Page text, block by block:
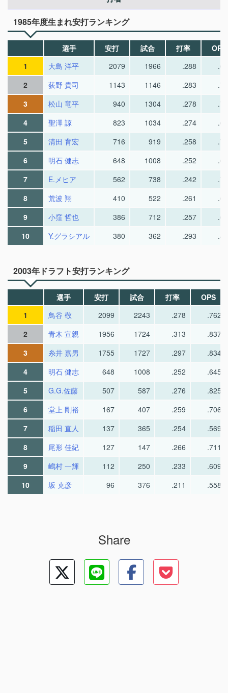
1985年度生まれ安打ランキング
選手 安打 試合 打率
OPS
1
大島 洋平 2079 1966 .288
2
荻野 貴司 1143 1146 .283
3
松山 竜平 940 1304 .278
4
聖澤 諒 823 1034 .274
5
清田 育宏 716 919 .258
6
明石 健志 648 1008 .252
7
E.メヒア 562 738 .242
8
荒波 翔 410 522 .261
9
小窪 哲也 386 712 .257
10
Y.グラシアル 380 362 .293
2003年ドラフト安打ランキング
選手 安打 試合 打率
OPS
1
鳥谷 敬 2099 2243 .278
.762
2
青木 宣親 1956 1724 .313
.837
3
糸井 嘉男 1755 1727 .297
.834
4
明石 健志 648 1008 .252
.645
5
G.G.佐藤 507 587 .276
.825
6
堂上 剛裕 167 407 .259
.706
7
稲田 直人 137 365 .254
.569
8
尾形 佳紀 127 147 .266
.711
9
嶋村 一輝 112 250 .233
.609
10
坂 克彦 96 376 .211 .558
Share